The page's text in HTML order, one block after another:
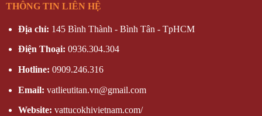
THÔNG TIN LIÊN HỆ
Địa chỉ: 145 Bình Thành - Bình Tân - TpHCM
Điện Thoại: 0936.304.304
Hotline: 0909.246.316
Email: vatlieutitan.vn@gmail.com
Website: vattucokhivietnam.com/